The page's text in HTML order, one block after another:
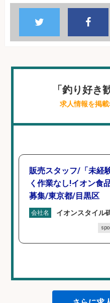
「釣り好き
求人情報を掲
販売スタッフ/「未経
く作業なし!イオン食
募集/東京都/目黒区
会社名 イオンスタイル